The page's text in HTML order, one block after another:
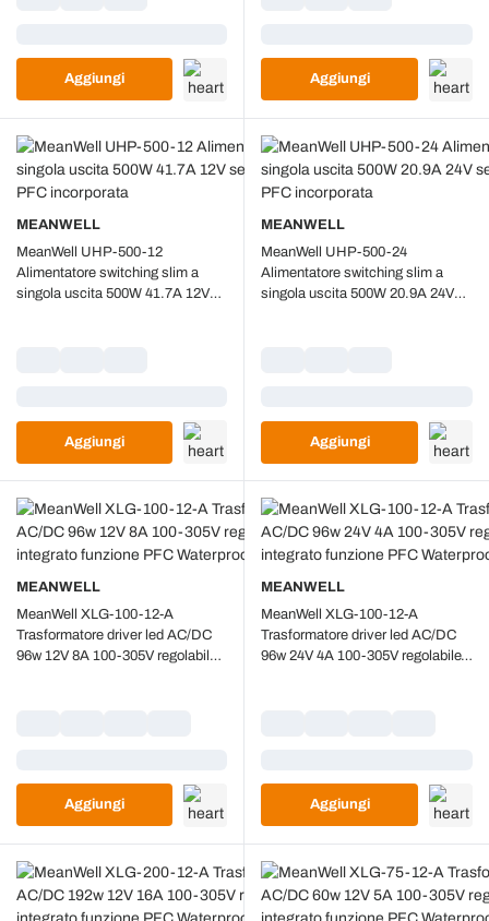
Aggiungi Aggiungi
MEANWELL
MeanWell UHP-500-12
Alimentatore switching slim a
singola uscita 500W 41.7A 12V
Aggiungi
MEANWELL
MeanWell UHP-500-24
Alimentatore switching slim a
singola uscita 500W 20.9A 24V
Aggiungi
MEANWELL
MeanWell XLG-100-12-A
Trasformatore driver led AC/DC
96w 12V 8A 100-305V regolabile
Aggiungi
MEANWELL
MeanWell XLG-100-12-A
Trasformatore driver led AC/DC
96w 24V 4A 100-305V regolabile
Aggiungi